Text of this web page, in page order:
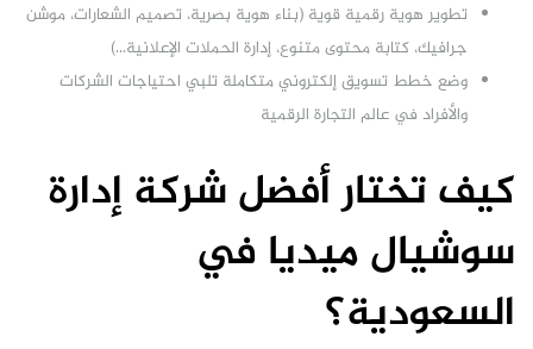
تطوير هوية رقمية قوية (بناء هوية بصرية، تصميم الشعارات، موشن
جرافيك، كتابة محتوى متنوع، إدارة الحملات الإعلانية…)
وضع خطط تسويق إلكتروني متكاملة تلبي احتياجات الشركات
والأفراد في عالم التجارة الرقمية
كيف تختار أفضل شركة إدارة
سوشيال ميديا في
السعودية؟